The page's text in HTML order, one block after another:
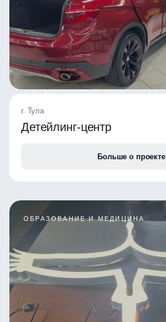
г. Тула
Детейлинг-центр
Больше о проекте
ОБРАЗОВАНИЕ И МЕДИЦИНА